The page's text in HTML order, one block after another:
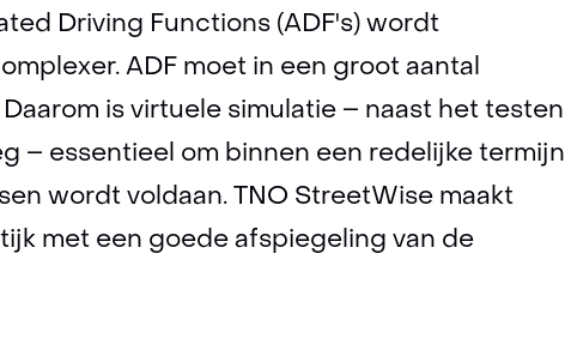
Driving Functions (ADF's) wordt
ADF moet in een groot aantal
is virtuele simulatie – naast het testen
– essentieel om binnen een redelijke termijn
wordt voldaan. TNO StreetWise maakt
met een goede afspiegeling van de